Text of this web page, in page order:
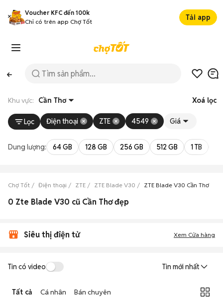
Voucher KFC đến 100k
Chỉ có trên app Chợ Tốt
Tải app
Khu vực: Cần Thơ Xoá lọc
Lọc Điện thoại ZTE 4549 Giá
Dung lượng: 64 GB 128 GB 256 GB 512 GB 1 TB
Chợ Tốt Điện thoại ZTE ZTE Blade V30 ZTE Blade V30 Cần Thơ
0 Zte Blade V30 cũ Cần Thơ đẹp
Siêu thị điện tử Xem Cửa hàng
Tin có video Tin mới nhất
Tất cả Cá nhân Bán chuyên